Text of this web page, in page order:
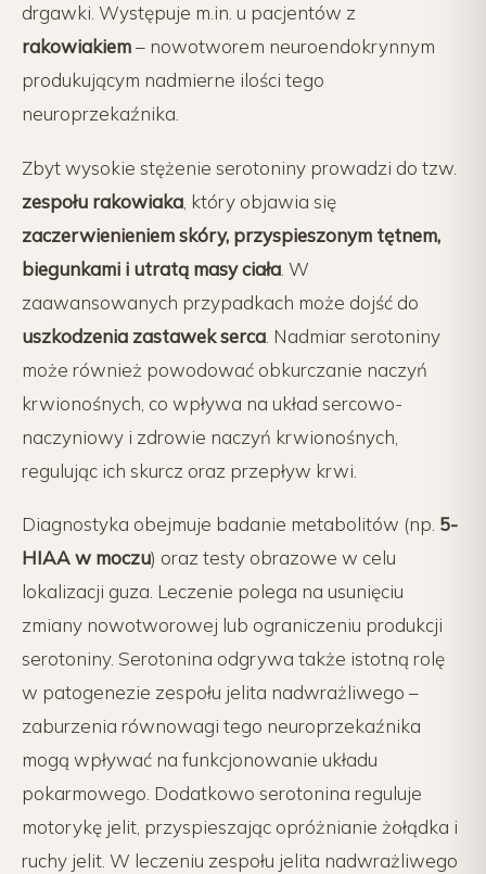
drgawki. Występuje m.in. u pacjentów z
rakowiakiem– nowotworem neuroendokrynnym
produkującym nadmierne ilości tego
neuroprzekaźnika.
Zbyt wysokie stężenie serotoniny prowadzi do tzw.
zespołu rakowiaka , który objawia się
zaczerwienieniem skóry, przyspieszonym tętnem,
biegunkami i utratą masy ciała . W
zaawansowanych przypadkach może dojść do
uszkodzenia zastawek serca . Nadmiar serotoniny
może również powodować obkurczanie naczyń
krwionośnych, co wpływa na układ sercowo-
naczyniowy i zdrowie naczyń krwionośnych,
regulując ich skurcz oraz przepływ krwi.
Diagnostyka obejmuje badanie metabolitów (np. 5-
HIAA w moczu) oraz testy obrazowe w celu
lokalizacji guza. Leczenie polega na usunięciu
zmiany nowotworowej lub ograniczeniu produkcji
serotoniny. Serotonina odgrywa także istotną rolę
w patogenezie zespołu jelita nadwrażliwego –
zaburzenia równowagi tego neuroprzekaźnika
mogą wpływać na funkcjonowanie układu
pokarmowego. Dodatkowo serotonina reguluje
motorykę jelit, przyspieszając opróżnianie żołądka i
ruchy jelit. W leczeniu zespołu jelita nadwrażliwego